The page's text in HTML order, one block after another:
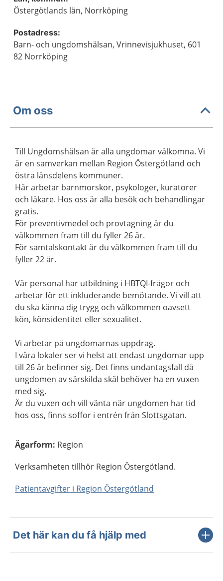
Östergötlands län, Norrköping
Postadress:
Barn- och ungdomshälsan, Vrinnevisjukhuset, 601
82 Norrköping
Om oss
Till Ungdomshälsan är alla ungdomar välkomna. Vi
är en samverkan mellan Region Östergötland och
östra länsdelens kommuner.
Här arbetar barnmorskor, psykologer, kuratorer
och läkare. Hos oss är alla besök och behandlingar
gratis.
För preventivmedel och provtagning är du
välkommen fram till du fyller 26 år.
För samtalskontakt är du välkommen fram till du
fyller 22 år.
Vår personal har utbildning i HBTQI-frågor och
arbetar för ett inkluderande bemötande. Vi vill att
du ska känna dig trygg och välkommen oavsett
kön, könsidentitet eller sexualitet.
Vi arbetar på ungdomarnas uppdrag.
I våra lokaler ser vi helst att endast ungdomar upp
till 26 år befinner sig. Det finns undantagsfall då
ungdomen av särskilda skäl behöver ha en vuxen
med sig.
Är du vuxen och vill vänta när ungdomen har tid
hos oss, finns soffor i entrén från Slottsgatan.
Ägarform: Region
Verksamheten tillhör Region Östergötland.
Patientavgifter i Region Östergötland
Det här kan du få hjälp med